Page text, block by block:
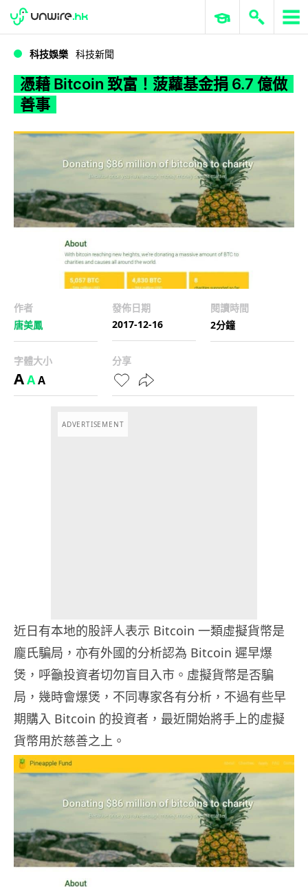
憑藉 Bitcoin 致富！菠蘿基金捐 6.7 億做善事
WWDC 2026 ERP 與商業 AI
科技娛樂 科技新聞
憑藉 Bitcoin 致富！菠蘿基金捐 6.7 億做
善事
作者
唐美鳳
發佈日期
2017-12-16
閱讀時間
2分鐘
字體大小
AAA
分享
ADVERTISEMENT
近日有本地的股評人表示 Bitcoin 一類虛擬貨幣是
龐氏騙局，亦有外國的分析認為 Bitcoin 遲早爆
煲，呼籲投資者切勿盲目入市。虛擬貨幣是否騙
局，幾時會爆煲，不同專家各有分析，不過有些早
期購入 Bitcoin 的投資者，最近開始將手上的虛擬
貨幣用於慈善之上。